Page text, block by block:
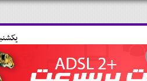
يکشنبه 18 مرداد